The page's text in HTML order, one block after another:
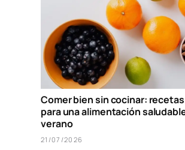
Comer bien sin cocinar:
para una alimentación
verano
21/07/2026